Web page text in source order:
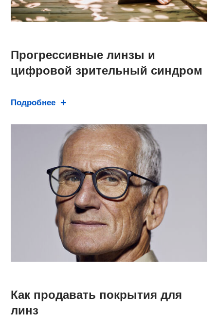
Прогрессивные линзы и
цифровой зрительный синдром
Подробнее
Как продавать покрытия для
линз